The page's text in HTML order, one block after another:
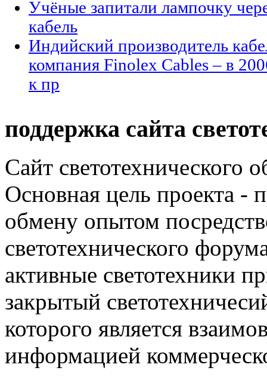
Учёные запитали лампочку
кабель
Индийский производитель
компания Finolex Cables – в
к пр
поддержка сайта
Сайт светотехнического
Основная цель проекта -
обмену опытом
светотехнического
активные светотехники
закрытый
которого является
информацией